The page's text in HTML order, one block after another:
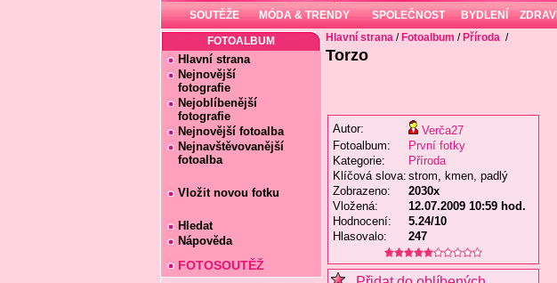
SOUTĚŽE MÓDA & TRENDY SPOLEČNOST BYDLENÍ ZDRAVÍ
FOTOALBUM
Hlavní strana
Nejnovější
fotografie
Nejoblíbenější
fotografie
Nejnovější fotoalba
Nejnavštěvovanější
fotoalba
Vložit novou fotku
Hledat
Nápověda
FOTOSOUTĚŽ
Hlavní strana/ Fotoalbum / Příroda /
Torzo
Autor:
Verča27
Fotoalbum:
První fotky
Kategorie:
Příroda
Klíčová slova: strom, kmen, padlý
Zobrazeno:
2030x
Vložená:
12.07.2009 10:59 hod.
Hodnocení:
5.24/10
Hlasovalo:
247